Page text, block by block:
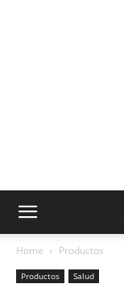
Home Productos
Productos Salud